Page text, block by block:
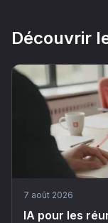
Découvrir
7 août 2026
IA pour les